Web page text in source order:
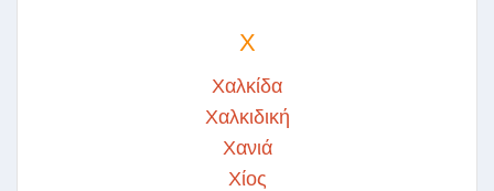
Χ
Χαλκίδα
Χαλκιδική
Χανιά
Χίος